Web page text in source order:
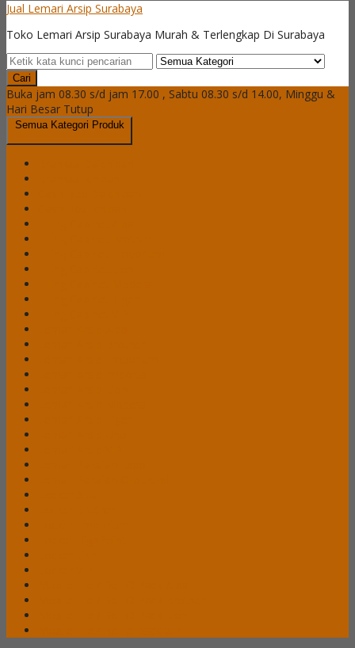
Jual Lemari Arsip Surabaya
Toko Lemari Arsip Surabaya Murah & Terlengkap Di Surabaya
Cari
Buka jam 08.30 s/d jam 17.00 , Sabtu 08.30 s/d 14.00, Minggu &
Hari Besar Tutup
Semua Kategori Produk